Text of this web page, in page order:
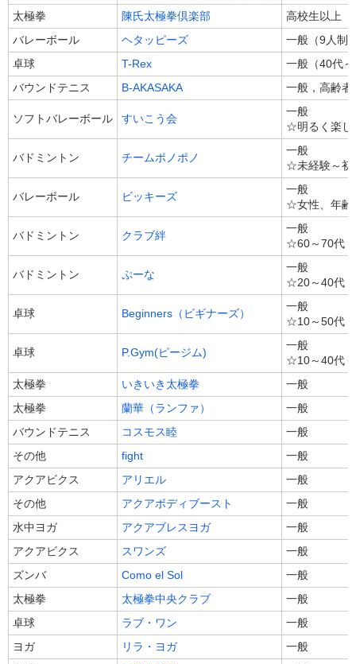
太極拳
陳氏太極拳倶楽部
高校生以上
バレーボール
ヘタッピーズ
一般（9人制
卓球
T-Rex
一般（40代
バウンドテニス
B-AKASAKA 一般，高齢者
ソフトバレーボール すいこう会
一般
☆明るく楽し
バドミントン チームポノポノ
一般
☆未経験～初
バレーボール ビッキーズ
一般
☆女性、年齢
バドミントン クラブ絆
一般
☆60～70代
バドミントン ぷーな
一般
☆20～40代
卓球 Beginners（ビギナーズ）
一般
☆10～50代
卓球 P.Gym(ピージム)
一般
☆10～40代
太極拳
いきいき太極拳
一般
太極拳
蘭華（ランファ）
一般
バウンドテニス
コスモス睦
一般
その他
fight
一般
アクアビクス
アリエル
一般
その他
アクアボディブースト
一般
水中ヨガ
アクアブレスヨガ
一般
アクアビクス
スワンズ
一般
ズンバ
Como el Sol
一般
太極拳
太極拳中央クラブ
一般
卓球
ラブ・ワン
一般
ヨガ
リラ・ヨガ
一般